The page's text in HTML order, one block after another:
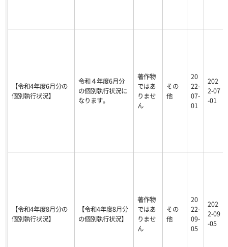
【令和4年度6月分の
個別執行状況】
令和４年度6月分
の個別執行状況に
なります。
著作物
ではあ
りませ
ん
その
他
20
22-
07-
01
202
2-07
-01
【令和4年度8月分の
個別執行状況】
【令和4年度8月分
の個別執行状況】
著作物
ではあ
りませ
ん
その
他
20
22-
09-
05
202
2-09
-05